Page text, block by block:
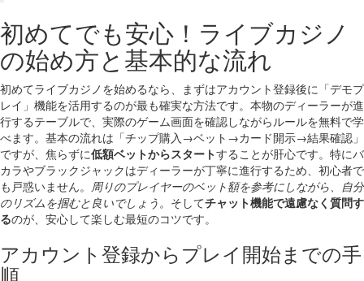
初めてでも安心！ライブカジノ
の始め方と基本的な流れ
初めてライブカジノを始めるなら、まずはアカウント登録後に「デモプ
レイ」機能を活用するのが最も確実な方法です。本物のディーラーが進
行するテーブルで、実際のゲーム画面を確認しながらルールを無料で学
べます。基本の流れは「チップ購入→ベット→カード開示→結果確認」
ですが、焦らずに低額ベットからスタートすることが肝心です。特にバ
カラやブラックジャックはディーラーが丁寧に進行するため、初心者で
も戸惑いません。 周りのプレイヤーのベット額を参考にしながら、自分
のリズムを掴むと良いでしょう。 そしてチャット機能で遠慮なく質問す
るのが、安心して楽しむ最短のコツです。
アカウント登録からプレイ開始までの手
順